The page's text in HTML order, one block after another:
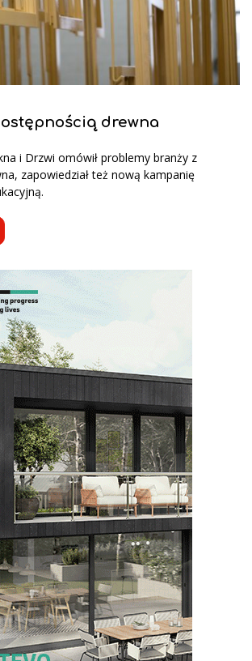
drewna
i Drzwi omówił problemy branży z
zapowiedział też nową kampanię